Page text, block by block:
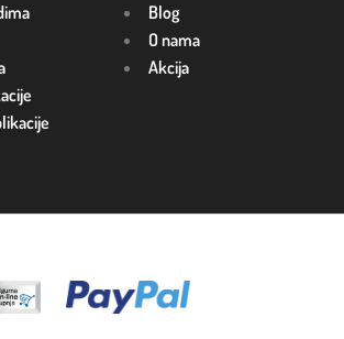
Blog
O nama
Akcija